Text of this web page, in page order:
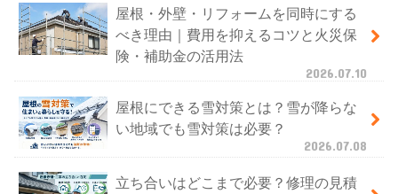
屋根・外壁・リフォームを同時にする
べき理由｜費用を抑えるコツと火災保
険・補助金の活用法
2026.07.10
屋根にできる雪対策とは？雪が降らな
い地域でも雪対策は必要？
2026.07.08
立ち合いはどこまで必要？修理の見積